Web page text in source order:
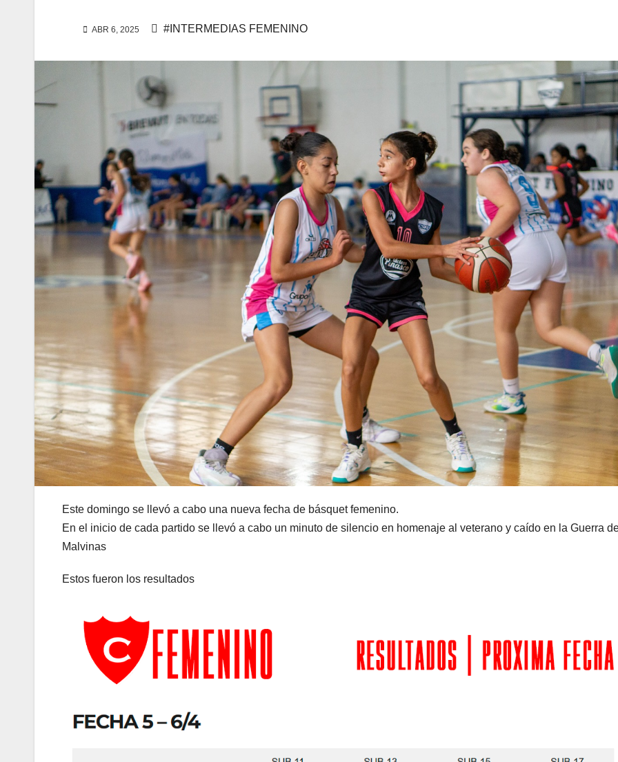
ABR 6, 2025 #INTERMEDIAS FEMENINO
Este domingo se llevó a cabo una nueva fecha de básquet femenino.
En el inicio de cada partido se llevó a cabo un minuto de silencio en homenaje al veterano y caído en la Guerra
Malvinas
Estos fueron los resultados